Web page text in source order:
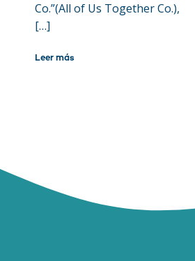
Co.”(All of Us Together Co.),
[…]
Leer más